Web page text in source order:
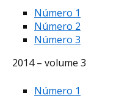
Número 1
Número 2
Número 3
2014 – volume 3
Número 1